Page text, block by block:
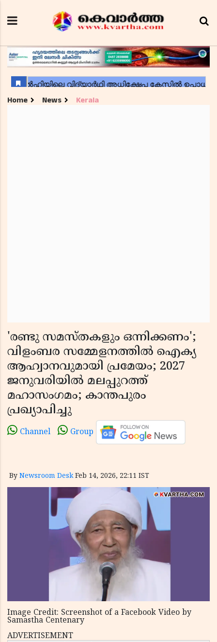
Home News Kerala
'രണ്ടു സമസ്തകളും ഒന്നിക്കണം';
വിളംബര സമ്മേളനത്തിൽ ഐക്യ
ആഹ്വാനവുമായി പ്രമേയം; 2027
ജനുവരിയിൽ മലപ്പുറത്ത്
മഹാസംഗമം; കാന്തപുരം
പ്രഖ്യാപിച്ചു
Channel Group
By Newsroom Desk Feb 14, 2026, 22:11 IST
Image Credit: Screenshot of a Facebook Video by
Samastha Centenary
ADVERTISEMENT